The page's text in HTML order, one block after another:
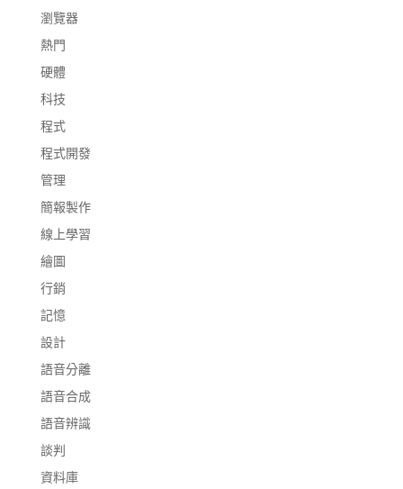
瀏覽器
熱門
硬體
科技
程式
程式開發
管理
簡報製作
線上學習
繪圖
行銷
記憶
設計
語音分離
語音合成
語音辨識
談判
資料庫